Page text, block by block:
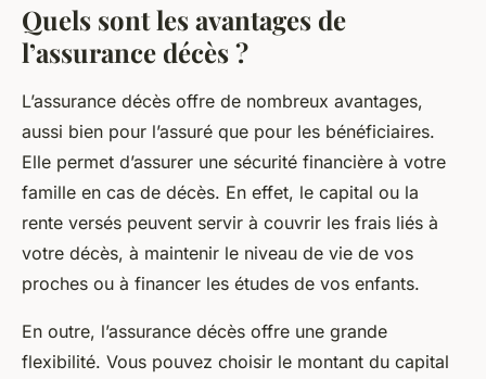
Quels sont les avantages de
l’assurance décès ?
L’assurance décès offre de nombreux avantages,
aussi bien pour l’assuré que pour les bénéficiaires.
Elle permet d’assurer une sécurité financière à votre
famille en cas de décès. En effet, le capital ou la
rente versés peuvent servir à couvrir les frais liés à
votre décès, à maintenir le niveau de vie de vos
proches ou à financer les études de vos enfants.
En outre, l’assurance décès offre une grande
flexibilité. Vous pouvez choisir le montant du capital